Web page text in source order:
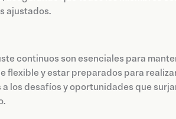
ajustados.
continuos son esenciales para
flexible y estar preparados para
los desafíos y oportunidades que